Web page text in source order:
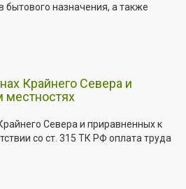
назначения, а также
Крайнего Севера и
местностях
Севера и приравненных к
со ст. 315 ТК РФ оплата труда